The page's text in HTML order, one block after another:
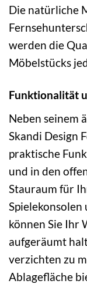
Die natürliche
werden die
Möbelstücks
Funktionalität
Neben seinem
Skandi Design
praktische
und in den
Stauraum für
Spielekonsolen
können Sie Ihr
aufgeräumt
verzichten zu
Ablagefläche